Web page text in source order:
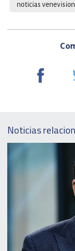
noticias venevision
Noticias